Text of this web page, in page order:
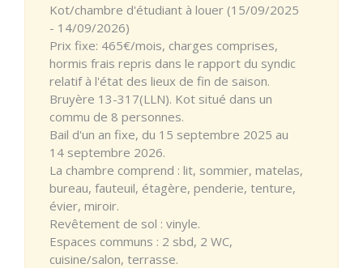
Kot/chambre d'étudiant à louer (15/09/2025
- 14/09/2026)
Prix fixe: 465€/mois, charges comprises,
hormis frais repris dans le rapport du syndic
relatif à l'état des lieux de fin de saison.
Bruyère 13-317(LLN). Kot situé dans un
commu de 8 personnes.
Bail d'un an fixe, du 15 septembre 2025 au
14 septembre 2026.
La chambre comprend : lit, sommier, matelas,
bureau, fauteuil, étagère, penderie, tenture,
évier, miroir.
Revêtement de sol : vinyle.
Espaces communs : 2 sbd, 2 WC,
cuisine/salon, terrasse.